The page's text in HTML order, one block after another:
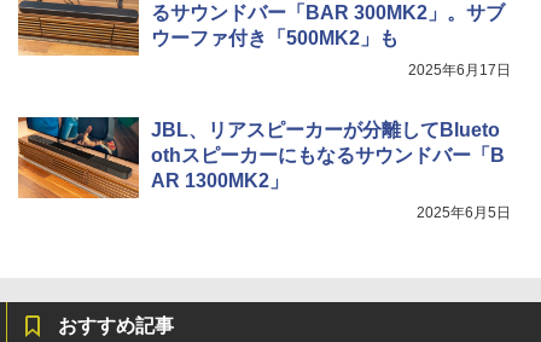
るサウンドバー「BAR 300MK2」。サブ
ウーファ付き「500MK2」も
2025年6月17日
JBL、リアスピーカーが分離してBlueto
othスピーカーにもなるサウンドバー「B
AR 1300MK2」
2025年6月5日
おすすめ記事